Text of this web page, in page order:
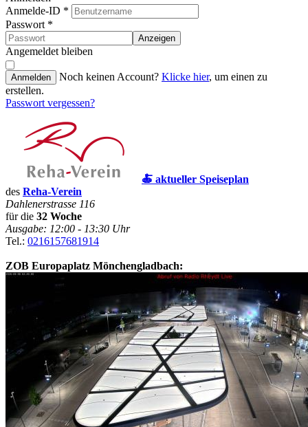
Anmelde-ID *
Passwort *
Anzeigen
Angemeldet bleiben
Anmelden Noch keinen Account? Klicke hier, um einen zu
erstellen.
Passwort vergessen?
🍝 aktueller Speiseplan
des Reha-Verein
Dahlenerstrasse 116
für die 32 Woche
Ausgabe: 12:00 - 13:30 Uhr
Tel.: 0216157681914
ZOB Europaplatz Mönchengladbach: